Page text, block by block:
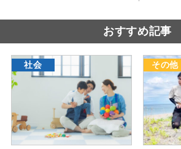
おすすめ記事
社会 その他